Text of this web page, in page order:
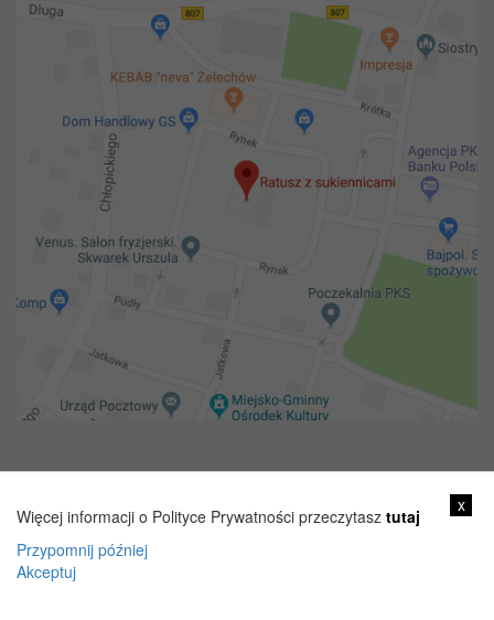
x
Więcej informacji o Polityce Prywatności przeczytasz tutaj
Przypomnij później
Akceptuj